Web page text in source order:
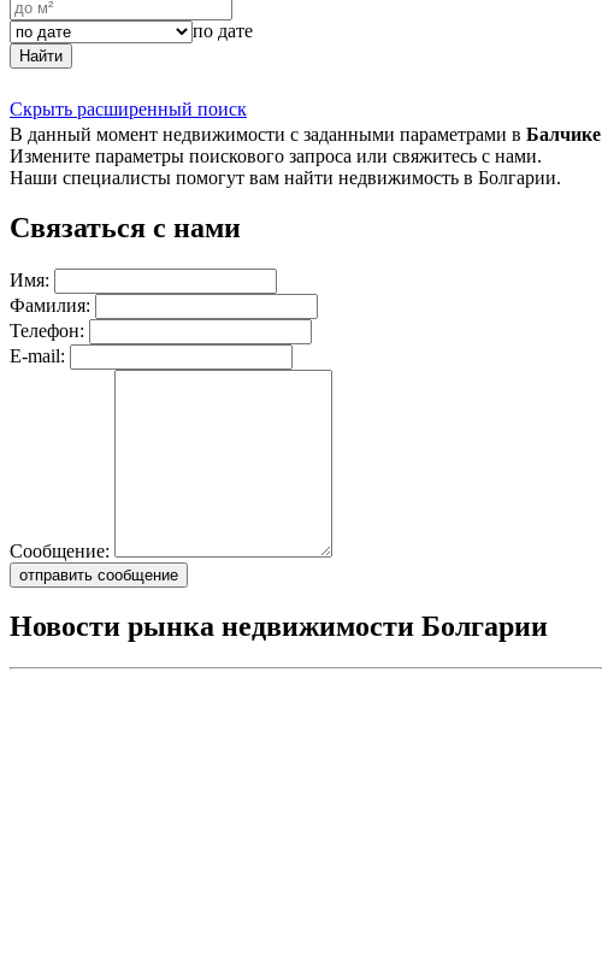
по дате
Найти
Скрыть расширенный поиск
В данный момент недвижимости с заданными параметрами в Балчике
Измените параметры поискового запроса или свяжитесь с нами.
Наши специалисты помогут вам найти недвижимость в Болгарии.
Связаться с нами
Имя:
Фамилия:
Телефон:
E-mail:
Сообщение:
отправить сообщение
Новости рынка недвижимости Болгарии